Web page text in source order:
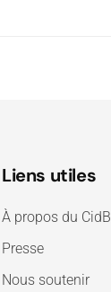
Liens utiles
À propos du CidB
Presse
Nous soutenir